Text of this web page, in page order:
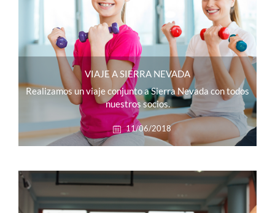
VIAJE A SIERRA NEVADA
Realizamos un viaje conjunto a Sierra Nevada con todos
nuestros socios.
11/06/2018